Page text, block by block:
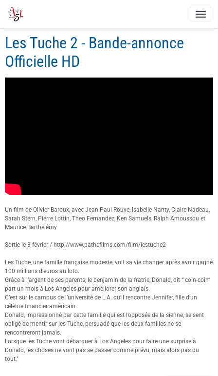
Les Tuche 2 - Bande-annonce
Officielle HD
Un film de Olivier Baroux, avec Jean-Paul Rouve, Isabelle Nanty, Claire Nadeau,
Sarah Stern, Pierre Lottin, Theo Fernandez, Ken Samuels, Ralph Amoussou et
Maurice Barthelémy
Sortie le 3 février / http://www.pathefilms.com/film/lestuche2
Les Tuche, une famille française modeste, voit sa vie changer après avoir gagné
100 millions d’euros au loto.
Grâce à l’argent de ses parents, le benjamin de la fratrie, Donald, dit “ coin-coin”
part un mois à Los Angeles pour améliorer son anglais.
C’est sur le campus de l’université de L.A. qu’il rencontre Jennifer, fille d’un
célèbre financier américain.
Donald, impressionné par cette famille qui est l’opposée de la sienne, se sent
obligé de mentir sur les Tuche, persuadé que les deux familles ne se
rencontreront jamais.
Lorsque les Tuche vont débarquer à Los Angeles pour faire une surprise à
Donald, les choses ne vont pas se passer comme prévu, mais alors pas du
tout."